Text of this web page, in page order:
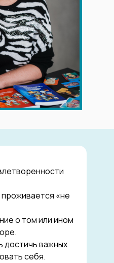
«не
о том или ином
достичь важных
себя.